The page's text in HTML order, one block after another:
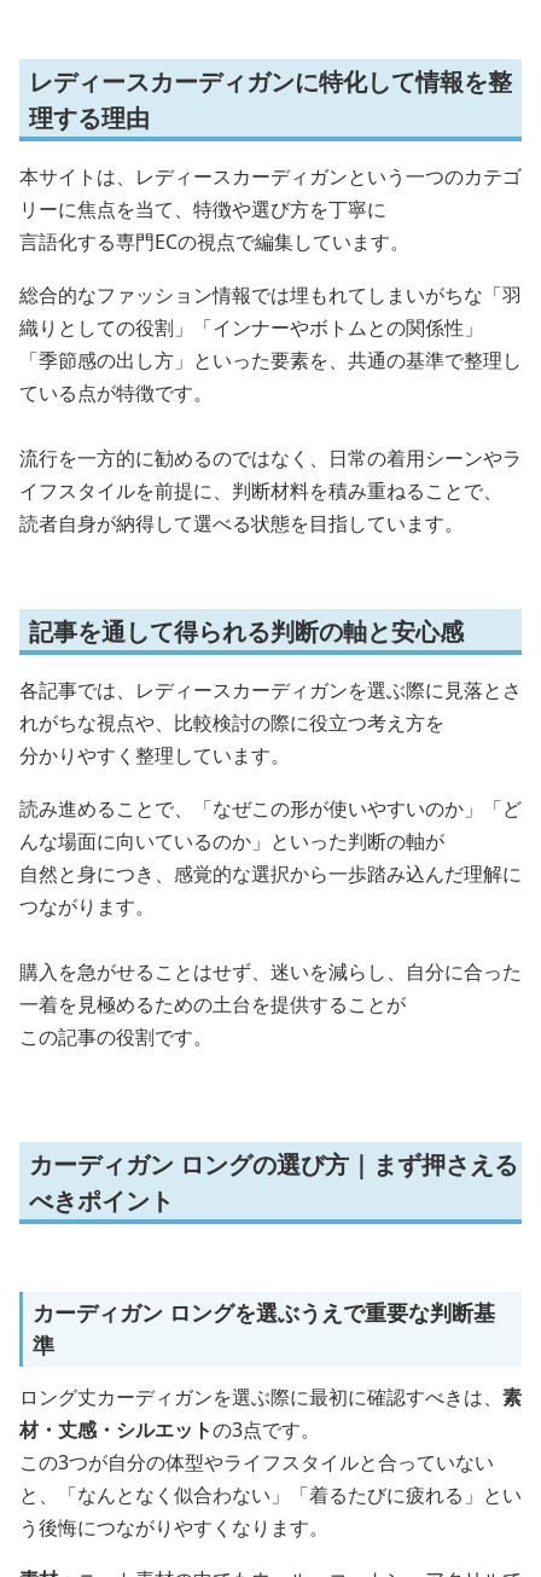
レディースカーディガンに特化して情報を整
理する理由
本サイトは、レディースカーディガンという一つのカテゴ
リーに焦点を当て、特徴や選び方を丁寧に
言語化する専門ECの視点で編集しています。
総合的なファッション情報では埋もれてしまいがちな「羽
織りとしての役割」「インナーやボトムとの関係性」
「季節感の出し方」といった要素を、共通の基準で整理し
ている点が特徴です。
流行を一方的に勧めるのではなく、日常の着用シーンやラ
イフスタイルを前提に、判断材料を積み重ねることで、
読者自身が納得して選べる状態を目指しています。
記事を通して得られる判断の軸と安心感
各記事では、レディースカーディガンを選ぶ際に見落とさ
れがちな視点や、比較検討の際に役立つ考え方を
分かりやすく整理しています。
読み進めることで、「なぜこの形が使いやすいのか」「ど
んな場面に向いているのか」といった判断の軸が
自然と身につき、感覚的な選択から一歩踏み込んだ理解に
つながります。
購入を急がせることはせず、迷いを減らし、自分に合った
一着を見極めるための土台を提供することが
この記事の役割です。
カーディガン ロングの選び方｜まず押さえる
べきポイント
カーディガン ロングを選ぶうえで重要な判断基
準
ロング丈カーディガンを選ぶ際に最初に確認すべきは、 素
材・丈感・シルエットの3点です。
この3つが自分の体型やライフスタイルと合っていない
と、「なんとなく似合わない」「着るたびに疲れる」とい
う後悔につながりやすくなります。